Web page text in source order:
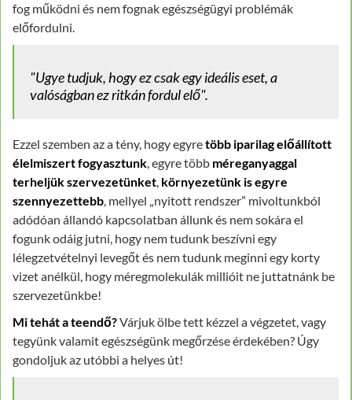
fog működni és nem fognak egészségügyi problémák
előfordulni.
"Ugye tudjuk, hogy ez csak egy ideális eset, a
valóságban ez ritkán fordul elő".
Ezzel szemben az a tény, hogy egyretöbb iparilag előállított
élelmiszert fogyasztunk, egyre több méreganyaggal
terheljük szervezetünket, környezetünk is egyre
szennyezettebb, mellyel „nyitott rendszer” mivoltunkból
adódóan állandó kapcsolatban állunk és nem sokára el
fogunk odáig jutni, hogy nem tudunk beszívni egy
lélegzetvételnyi levegőt és nem tudunk meginni egy korty
vizet anélkül, hogy méregmolekulák millióit ne juttatnánk be
szervezetünkbe!
Mi tehát a teendő?Várjuk ölbe tett kézzel a végzetet, vagy
tegyünk valamit egészségünk megőrzése érdekében? Úgy
gondoljuk az utóbbi a helyes út!